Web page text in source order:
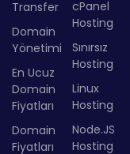
Transfer
Domain
Yönetimi
En Ucuz
Domain
Fiyatları
Domain
Fiyatları
cPanel
Hosting
Sınırsız
Hosting
Linux
Hosting
Node.JS
Hosting